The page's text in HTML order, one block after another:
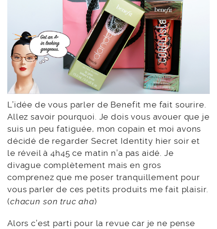
L’idée de vous parler de Benefit me fait sourire.
Allez savoir pourquoi. Je dois vous avouer que je
suis un peu fatiguée, mon copain et moi avons
décidé de regarder Secret Identity hier soir et
le réveil à 4h45 ce matin n’a pas aidé. Je
divague complètement mais en gros
comprenez que me poser tranquillement pour
vous parler de ces petits produits me fait plaisir.
(chacun son truc aha)
Alors c’est parti pour la revue car je ne pense